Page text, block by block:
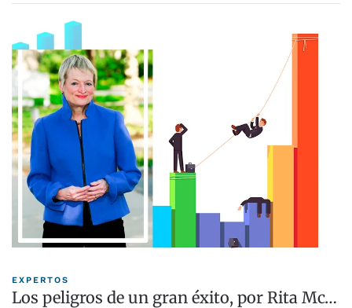
EXPERTOS
Los peligros de un gran éxito, por Rita Mc…